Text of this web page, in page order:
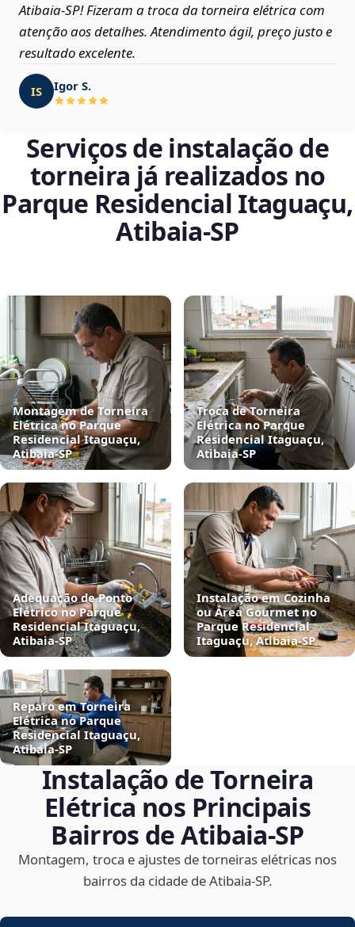
Atibaia‑SP! Fizeram a troca da torneira elétrica com
atenção aos detalhes. Atendimento ágil, preço justo e
resultado excelente.
IS Igor S.
Serviços de instalação de
torneira já realizados no
Parque Residencial Itaguaçu,
Atibaia‑SP
Montagem de Torneira
Elétrica no Parque
Residencial Itaguaçu,
Atibaia‑SP
Troca de Torneira
Elétrica no Parque
Residencial Itaguaçu,
Atibaia‑SP
Adequação de Ponto
Elétrico no Parque
Residencial Itaguaçu,
Atibaia‑SP
Instalação em Cozinha
ou Área Gourmet no
Parque Residencial
Itaguaçu, Atibaia‑SP
Reparo em Torneira
Elétrica no Parque
Residencial Itaguaçu,
Atibaia‑SP
Instalação de Torneira
Elétrica nos Principais
Bairros de Atibaia‑SP
Montagem, troca e ajustes de torneiras elétricas nos
bairros da cidade de Atibaia‑SP.